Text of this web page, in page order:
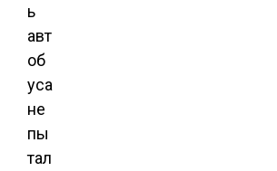
ь
авт
об
уса
не
пы
тал